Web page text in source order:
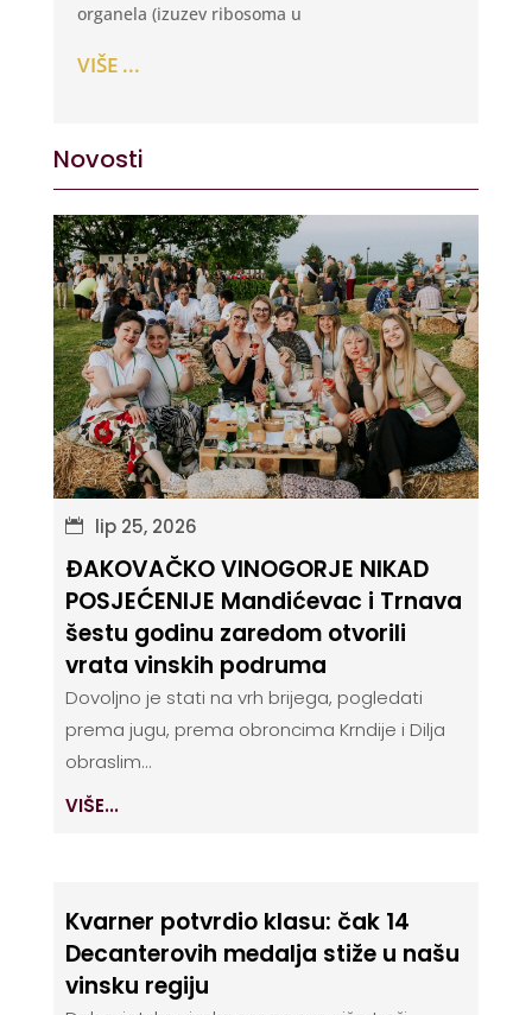
organela (izuzev ribosoma u
VIŠE ...
Novosti
lip 25, 2026
ĐAKOVAČKO VINOGORJE NIKAD
POSJEĆENIJE Mandićevac i Trnava
šestu godinu zaredom otvorili
vrata vinskih podruma
Dovoljno je stati na vrh brijega, pogledati
prema jugu, prema obroncima Krndije i Dilja
obraslim...
VIŠE...
Kvarner potvrdio klasu: čak 14
Decanterovih medalja stiže u našu
vinsku regiju